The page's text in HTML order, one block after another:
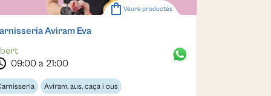
shopping_bag Veure productes
Aviram Eva
09:00 a 21:00
Aviram, aus, caça i ous